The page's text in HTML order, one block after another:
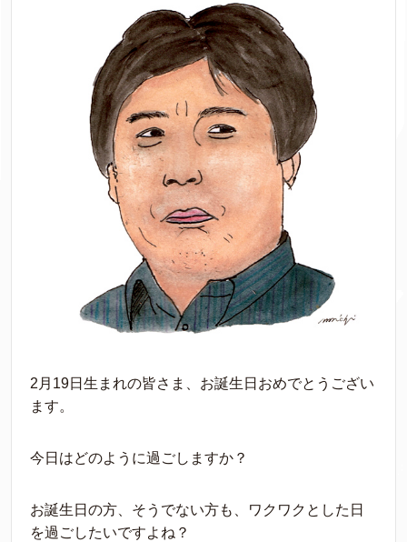
2月19日生まれの皆さま、お誕生日おめでとうござい
ます。
今日はどのように過ごしますか？
お誕生日の方、そうでない方も、ワクワクとした日
を過ごしたいですよね？